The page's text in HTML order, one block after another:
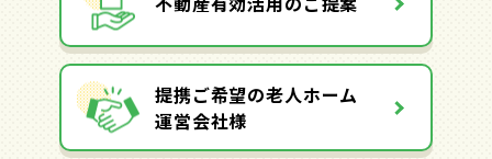
提携ご希望の老人ホーム
運営会社様